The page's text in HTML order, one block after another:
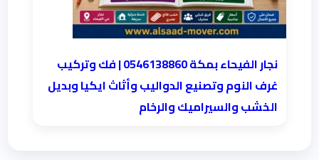
نجار الفيحاء بمكة 0546138860⁩ | فك وتركيب
غرف النوم وتصنيع الدواليب وأثاث ايكيا وبديل
الخشب والسيراميك والرخام